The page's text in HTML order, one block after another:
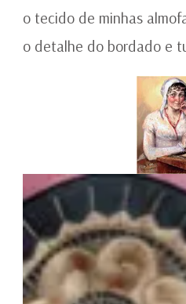
o tecido de minhas
o detalhe do bordado e